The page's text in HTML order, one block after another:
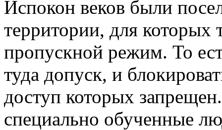
Испокон веков были
территории, для которых
пропускной режим. То
туда допуск, и
доступ которых
специально обученные